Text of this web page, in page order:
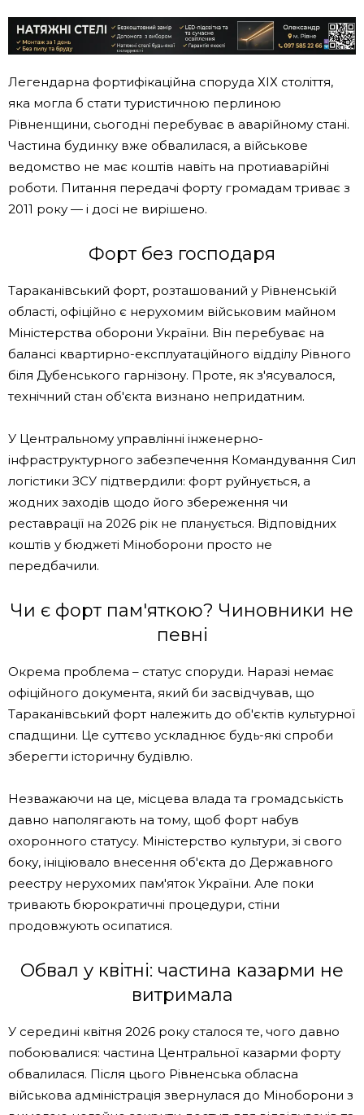
Легендарна фортифікаційна споруда ХІХ століття,
яка могла б стати туристичною перлиною
Рівненщини, сьогодні перебуває в аварійному стані.
Частина будинку вже обвалилася, а військове
ведомство не має коштів навіть на протиаварійні
роботи. Питання передачі форту громадам триває з
2011 року — і досі не вирішено.
Форт без господаря
Тараканівський форт, розташований у Рівненській
області, офіційно є нерухомим військовим майном
Міністерства оборони України. Він перебуває на
балансі квартирно-експлуатаційного відділу Рівного
біля Дубенського гарнізону. Проте, як з'ясувалося,
технічний стан об'єкта визнано непридатним.
У Центральному управлінні інженерно-
інфраструктурного забезпечення Командування Сил
логістики ЗСУ підтвердили: форт руйнується, а
жодних заходів щодо його збереження чи
реставрації на 2026 рік не планується. Відповідних
коштів у бюджеті Міноборони просто не
передбачили.
Чи є форт пам'яткою? Чиновники не
певні
Окрема проблема – статус споруди. Наразі немає
офіційного документа, який би засвідчував, що
Тараканівський форт належить до об'єктів культурної
спадщини. Це суттєво ускладнює будь-які спроби
зберегти історичну будівлю.
Незважаючи на це, місцева влада та громадськість
давно наполягають на тому, щоб форт набув
охоронного статусу. Міністерство культури, зі свого
боку, ініціювало внесення об'єкта до Державного
реестру нерухомих пам'яток України. Але поки
тривають бюрократичні процедури, стіни
продовжують осипатися.
Обвал у квітні: частина казарми не
витримала
У середині квітня 2026 року сталося те, чого давно
побоювалися: частина Центральної казарми форту
обвалилася. Після цього Рівненська обласна
військова адміністрація звернулася до Міноборони з